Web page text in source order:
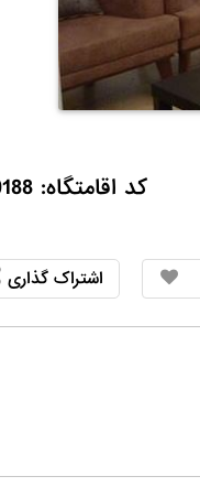
کد اقامتگاه: 100188
اشتراک گذاری